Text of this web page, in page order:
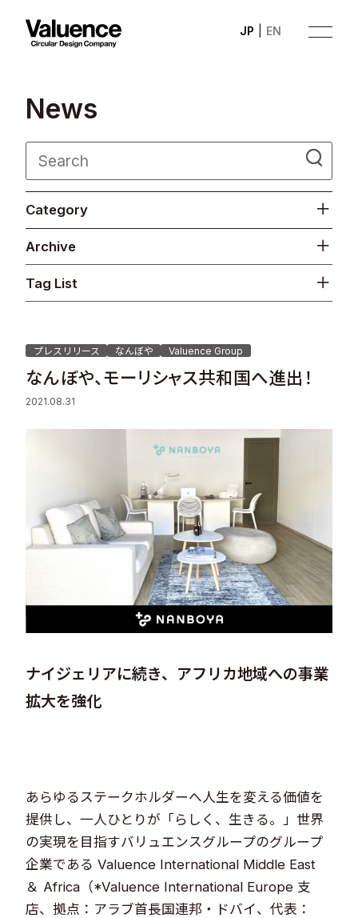
EN
JP
Company
Philosophy
Business
Investor Relations
Sustainability
Recruit
© Valuence Holdings Inc.
News
Category
Archive
Tag List
プレスリリース なんぼや Valuence Group
なんぼや、モーリシャス共和国へ進出！
2021.08.31
ナイジェリアに続き、アフリカ地域への事業
拡大を強化 ​​
あらゆるステークホルダーへ人生を変える価値を
提供し、一人ひとりが「らしく、生きる。」世界
の実現を目指すバリュエンスグループのグループ
企業である Valuence International Middle East
＆ Africa（*Valuence International Europe 支
店、拠点：アラブ首長国連邦・ドバイ、代表：